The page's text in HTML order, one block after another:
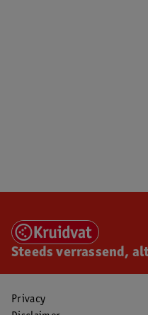
Steeds verrassend,
Privacy